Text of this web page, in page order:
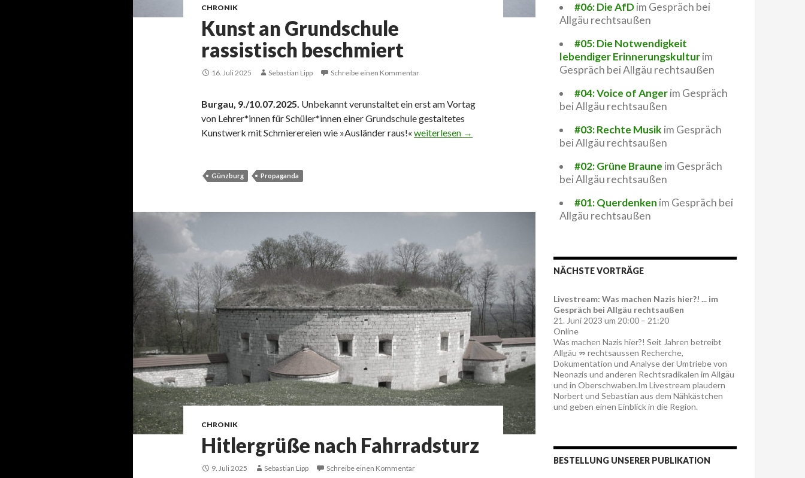
CHRONIK
Kunst an Grundschule
rassistisch beschmiert
16. Juli 2025 Sebastian Lipp Schreibe einen Kommentar
Burgau, 9./10.07.2025. Unbekannt verunstaltet ein erst am Vortag
von Lehrer*innen für Schüler*innen einer Grundschule gestaltetes
Kunstwerk mit Schmierereien wie »Ausländer raus!« Kunst an Grundschule rassistisch beschmiert
weiterlesen →
Günzburg Propaganda
CHRONIK
Hitlergrüße nach Fahrradsturz
9. Juli 2025 Sebastian Lipp Schreibe einen Kommentar
#06: Die AfDim Gespräch bei
Allgäu rechtsaußen
#05: Die Notwendigkeit
lebendiger Erinnerungskulturim
Gespräch bei Allgäu rechtsaußen
#04: Voice of Angerim Gespräch
bei Allgäu rechtsaußen
#03: Rechte Musik im Gespräch
bei Allgäu rechtsaußen
#02: Grüne Braune im Gespräch
bei Allgäu rechtsaußen
#01: Querdenken im Gespräch bei
Allgäu rechtsaußen
NÄCHSTE VORTRÄGE
Livestream: Was machen Nazis hier?! ... im
Gespräch bei Allgäu rechtsaußen
21. Juni 2023 um 20:00 – 21:20
Online
Was machen Nazis hier?! Seit Jahren betreibt
Allgäu ⇏ rechtsaussen Recherche,
Dokumentation und Analyse der Umtriebe von
Neonazis und anderen Rechtsradikalen im Allgäu
und in Oberschwaben.Im Livestream plaudern
Norbert und Sebastian aus dem Nähkästchen
und geben einen Einblick in die Region.
BESTELLUNG UNSERER PUBLIKATION